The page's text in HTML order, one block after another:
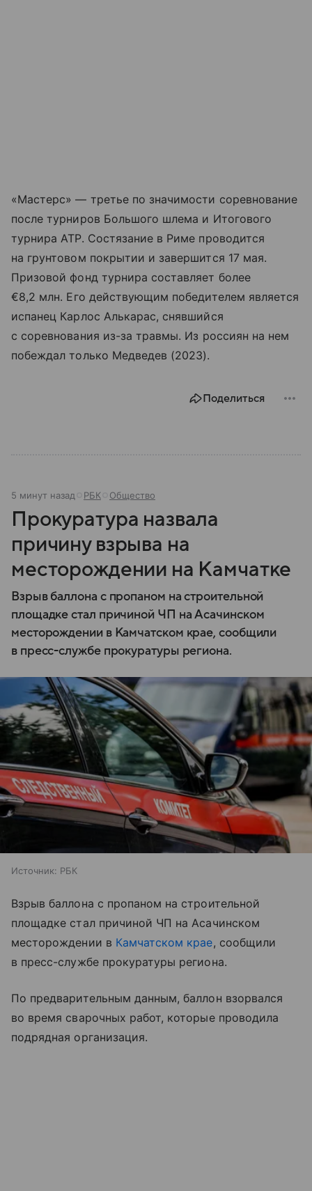
«Мастерс» — третье по значимости соревнование
после турниров Большого шлема и Итогового
турнира ATP. Состязание в Риме проводится
на грунтовом покрытии и завершится 17 мая.
Призовой фонд турнира составляет более
€8,2 млн. Его действующим победителем является
испанец Карлос Алькарас, снявшийся
с соревнования из-за травмы. Из россиян на нем
побеждал только Медведев (2023).
Поделиться
5 минут назад РБК Общество
Прокуратура назвала
причину взрыва на
месторождении на Камчатке
Взрыв баллона с пропаном на строительной
площадке стал причиной ЧП на Асачинском
месторождении в Камчатском крае, сообщили
в пресс-службе прокуратуры региона.
Источник: РБК
Взрыв баллона с пропаном на строительной
площадке стал причиной ЧП на Асачинском
месторождении в Камчатском крае, сообщили
в пресс-службе прокуратуры региона.
По предварительным данным, баллон взорвался
во время сварочных работ, которые проводила
подрядная организация.